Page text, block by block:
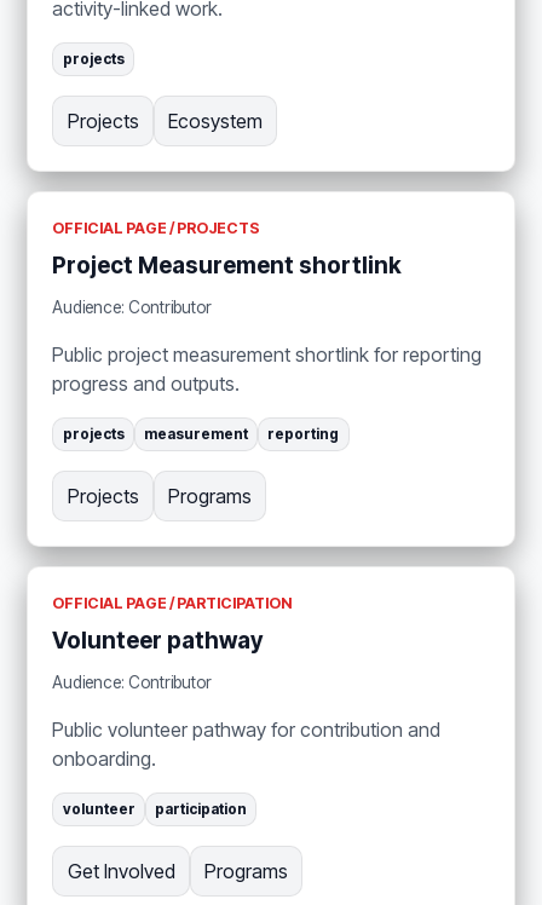
activity-linked work.
projects
Projects Ecosystem
OFFICIAL PAGE / PROJECTS
Project Measurement shortlink
Audience: Contributor
Public project measurement shortlink for reporting
progress and outputs.
projects measurement reporting
Projects Programs
OFFICIAL PAGE / PARTICIPATION
Volunteer pathway
Audience: Contributor
Public volunteer pathway for contribution and
onboarding.
volunteer participation
Get Involved Programs